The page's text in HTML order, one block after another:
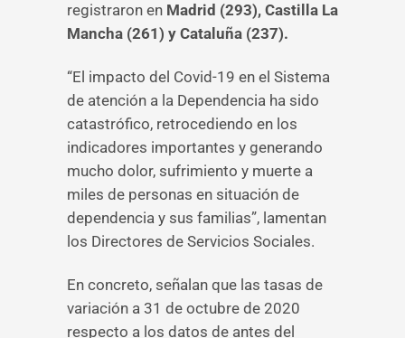
registraron en Madrid (293), Castilla La
Mancha (261) y Cataluña (237).
“El impacto del Covid-19 en el Sistema
de atención a la Dependencia ha sido
catastrófico, retrocediendo en los
indicadores importantes y generando
mucho dolor, sufrimiento y muerte a
miles de personas en situación de
dependencia y sus familias”, lamentan
los Directores de Servicios Sociales.
En concreto, señalan que las tasas de
variación a 31 de octubre de 2020
respecto a los datos de antes del